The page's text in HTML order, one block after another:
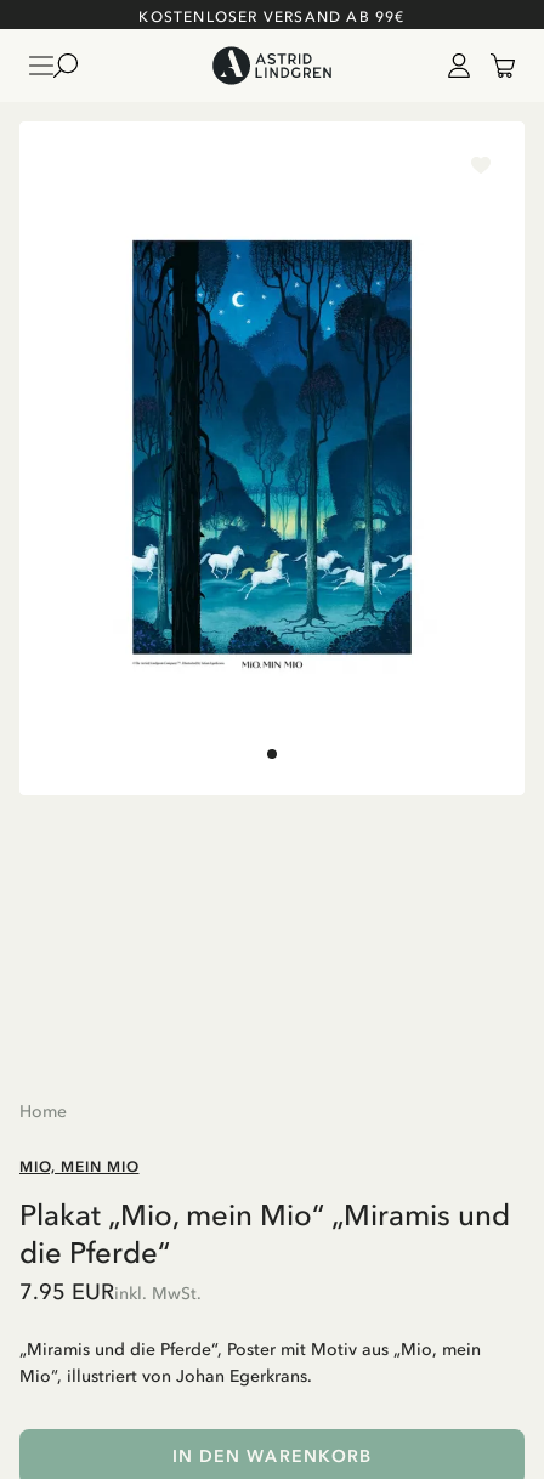
KOSTENLOSER VERSAND AB 99€
Home
MIO, MEIN MIO
Plakat „Mio, mein Mio“ „Miramis und
die Pferde“
7.95 EURinkl. MwSt.
„Miramis und die Pferde“, Poster mit Motiv aus „Mio, mein
Mio“, illustriert von Johan Egerkrans.
IN DEN WARENKORB